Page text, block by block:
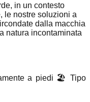
in un contesto
le nostre soluzioni a
dalla macchia
natura incontaminata
a piedi 🏖️ Tipo